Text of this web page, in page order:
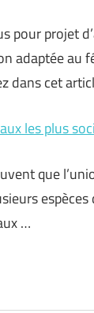
pour projet
adaptée au
dans cet
les plus
que
…